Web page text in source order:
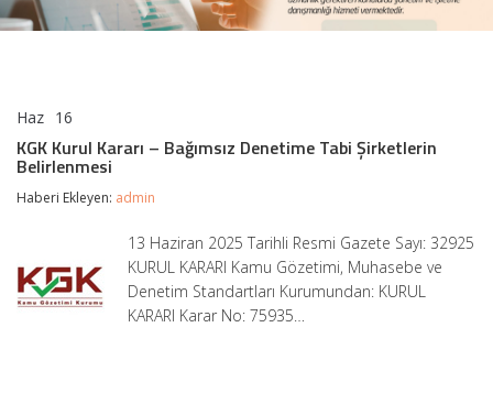
Haz 16
Kararı
–
Bağımsız
Şirketlerin
Belirlenmesi
için
KGK Kurul Kararı – Bağımsız Denetime Tabi Şirketlerin
Belirlenmesi
Haberi Ekleyen: admin
13 Haziran 2025 Tarihli Resmi Gazete Sayı: 32925
KURUL KARARI Kamu Gözetimi, Muhasebe ve
Denetim Standartları Kurumundan: KURUL
KARARI Karar No: 75935…